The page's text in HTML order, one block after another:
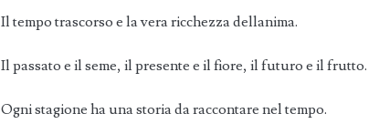
Il tempo trascorso e la vera ricchezza dellanima.
Il passato e il seme, il presente e il fiore, il futuro e il frutto.
Ogni stagione ha una storia da raccontare nel tempo.